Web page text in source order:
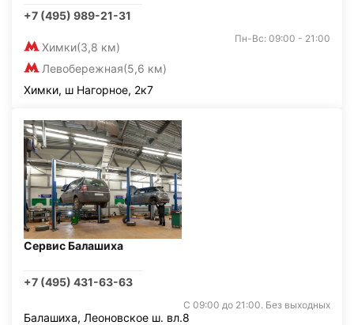
+7 (495) 989-21-31
Химки(3,8 км)
Левобережная(5,6 км)
Пн-Вс: 09:00 - 21:00
Химки, ш Нагорное, 2к7
Сервис Балашиха
+7 (495) 431-63-63
С 09:00 до 21:00. Без выходных
Балашиха, Леоновское ш. вл.8